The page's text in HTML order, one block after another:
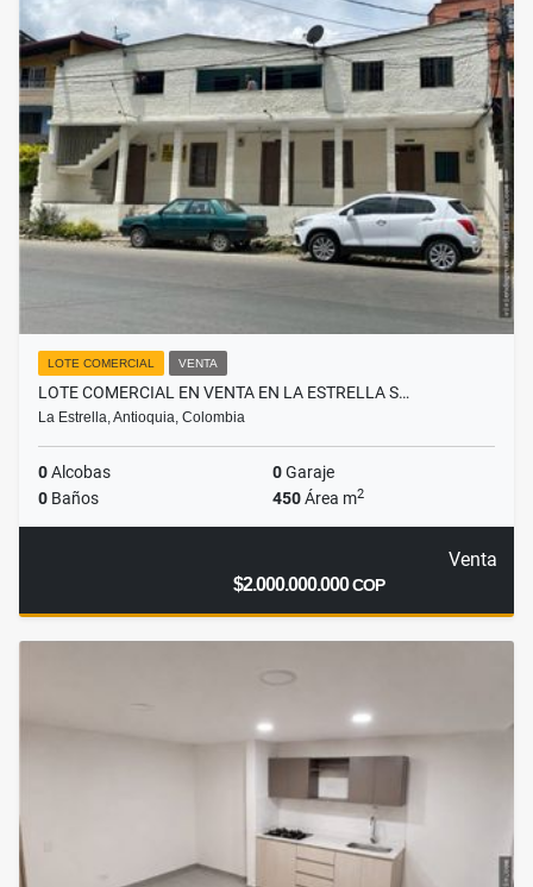
LOTE COMERCIAL VENTA
LOTE COMERCIAL EN VENTA EN LA ESTRELLA S…
La Estrella, Antioquia, Colombia
0Alcobas 0Garaje
0 Baños 450Área m2
Venta
$2.000.000.000COP